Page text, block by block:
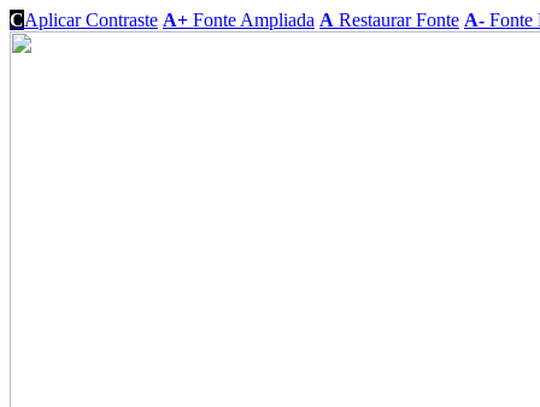
CAplicar Contraste A+ Fonte Ampliada A Restaurar Fonte A- Fonte